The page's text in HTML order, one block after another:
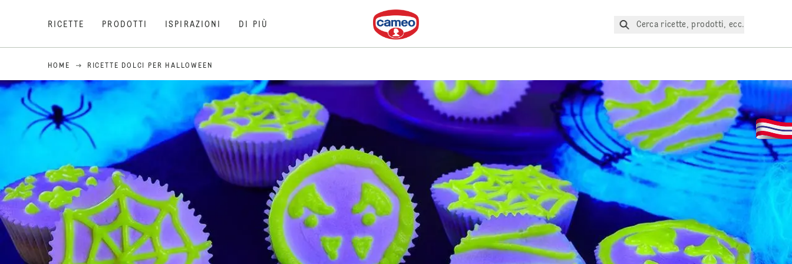
RICETTE PRODOTTI ISPIRAZIONI DI PIÙ
Dr. Oetker
Cerca ricette, prodotti, ecc.
HOME RICETTE DOLCI PER HALLOWEEN